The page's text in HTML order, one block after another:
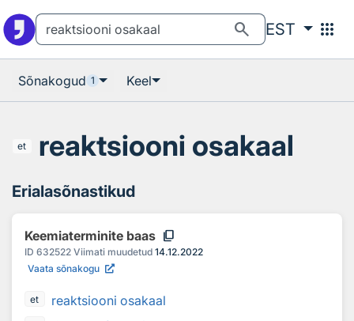
search EST apps
Sõnakogud 1 Keel
et reaktsiooni osakaal
Erialasõnastikud
Keemiaterminite baas content_copy
ID 632522 Viimati muudetud 14.12.2022
Vaata sõnakogu
et reaktsiooni osakaal